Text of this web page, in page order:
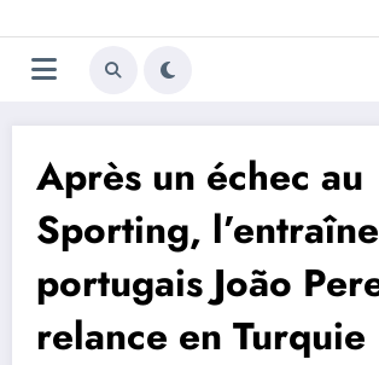
au
contenu
Trivela
Après un échec au
Sporting,
portugais João
relance en Turquie